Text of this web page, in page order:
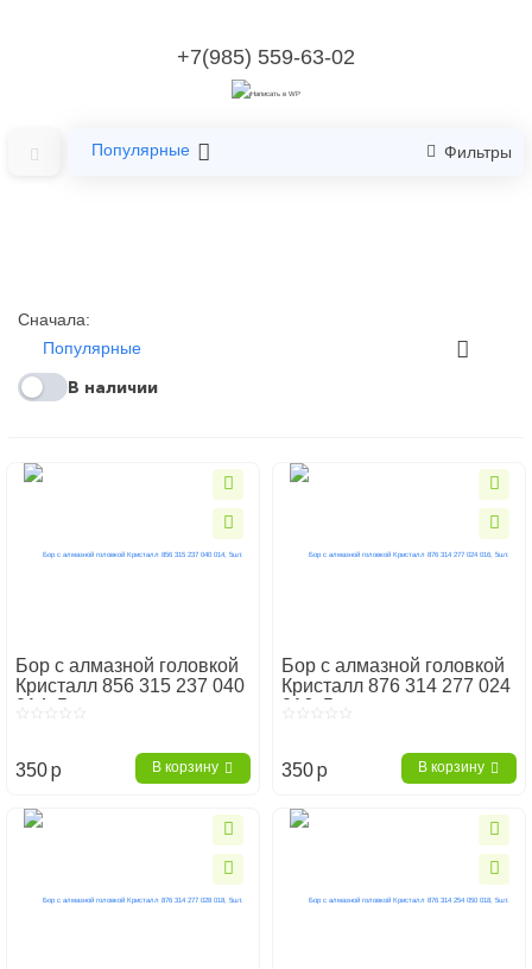
+7(985) 559-63-02
Популярные Фильтры
Сначала:
Популярные
В наличии
Бор с алмазной головкой
Кристалл 856 315 237 040
014, 5шт.
350p В корзину
Бор с алмазной головкой
Кристалл 876 314 277 024
016, 5шт.
350p В корзину